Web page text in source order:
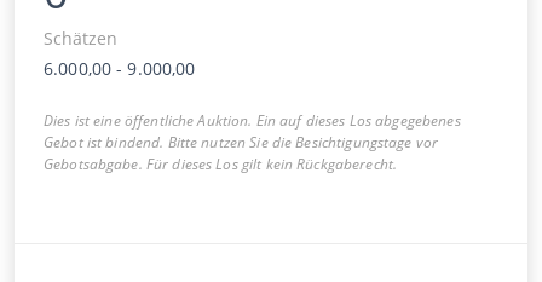
Schätzen
6.000,00 -9.000,00
Dies ist eine öffentliche Auktion. Ein auf dieses Los abgegebenes
Gebot ist bindend. Bitte nutzen Sie die Besichtigungstage vor
Gebotsabgabe. Für dieses Los gilt kein Rückgaberecht.